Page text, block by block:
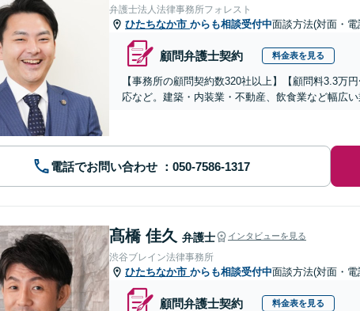
弁護士法人法律事務所フォレスト
ひたちなか市 からも相談受付中面談方法(対面・
顧問弁護士契約 料金表を見る
【事務所の顧問契約数320社以上】【顧問料3.3万
応など。建築・内装業・不動産、飲食業など幅広
電話でお問い合わせ
髙橋 佳久 弁護士 インタビューを見る
渋谷ブレイン法律事務所
ひたちなか市 からも相談受付中面談方法(対面・
顧問弁護士契約 料金表を見る